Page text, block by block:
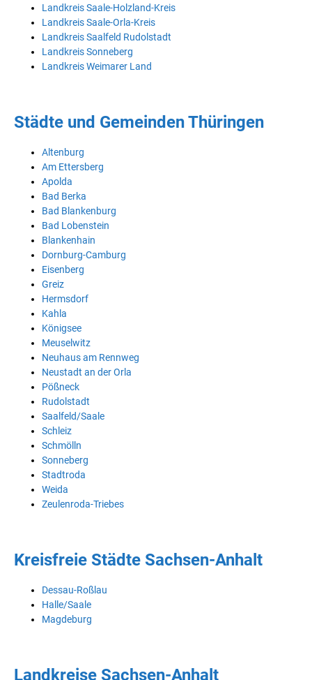
Landkreis Saale-Holzland-Kreis
Landkreis Saale-Orla-Kreis
Landkreis Saalfeld Rudolstadt
Landkreis Sonneberg
Landkreis Weimarer Land
Städte und Gemeinden Thüringen
Altenburg
Am Ettersberg
Apolda
Bad Berka
Bad Blankenburg
Bad Lobenstein
Blankenhain
Dornburg-Camburg
Eisenberg
Greiz
Hermsdorf
Kahla
Königsee
Meuselwitz
Neuhaus am Rennweg
Neustadt an der Orla
Pößneck
Rudolstadt
Saalfeld/Saale
Schleiz
Schmölln
Sonneberg
Stadtroda
Weida
Zeulenroda-Triebes
Kreisfreie Städte Sachsen-Anhalt
Dessau-Roßlau
Halle/Saale
Magdeburg
Landkreise Sachsen-Anhalt